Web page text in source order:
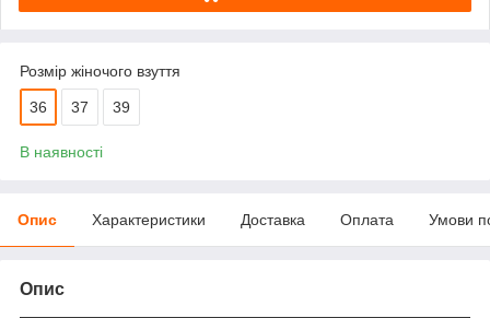
Розмір жіночого взуття
36 37 39
В наявності
Опис Характеристики Доставка Оплата Умови
Опис